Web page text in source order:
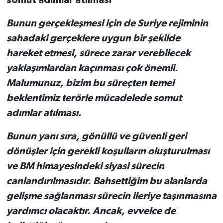
Bunun gerçekleşmesi için de Suriye rejiminin
sahadaki gerçeklere uygun bir şekilde
hareket etmesi, sürece zarar verebilecek
yaklaşımlardan kaçınması çok önemli.
Malumunuz, bizim bu süreçten temel
beklentimiz terörle mücadelede somut
adımlar atılması.
Bunun yanı sıra, gönüllü ve güvenli geri
dönüşler için gerekli koşulların oluşturulması
ve BM himayesindeki siyasi sürecin
canlandırılmasıdır. Bahsettiğim bu alanlarda
gelişme sağlanması sürecin ileriye taşınmasına
yardımcı olacaktır. Ancak, evvelce de